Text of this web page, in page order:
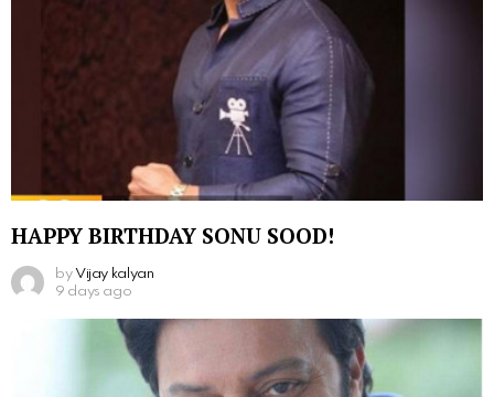
HAPPY BIRTHDAY SONU SOOD!
by Vijay kalyan
9 days ago